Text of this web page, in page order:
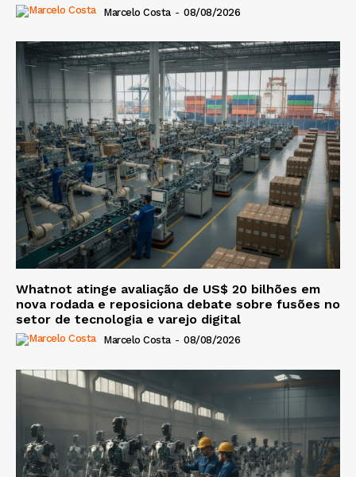
Marcelo Costa - 08/08/2026
Whatnot atinge avaliação de US$ 20 bilhões em
nova rodada e reposiciona debate sobre fusões no
setor de tecnologia e varejo digital
Marcelo Costa - 08/08/2026